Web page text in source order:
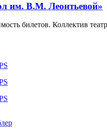
им. В.М. Леонтьевой»
билетов. Коллектив